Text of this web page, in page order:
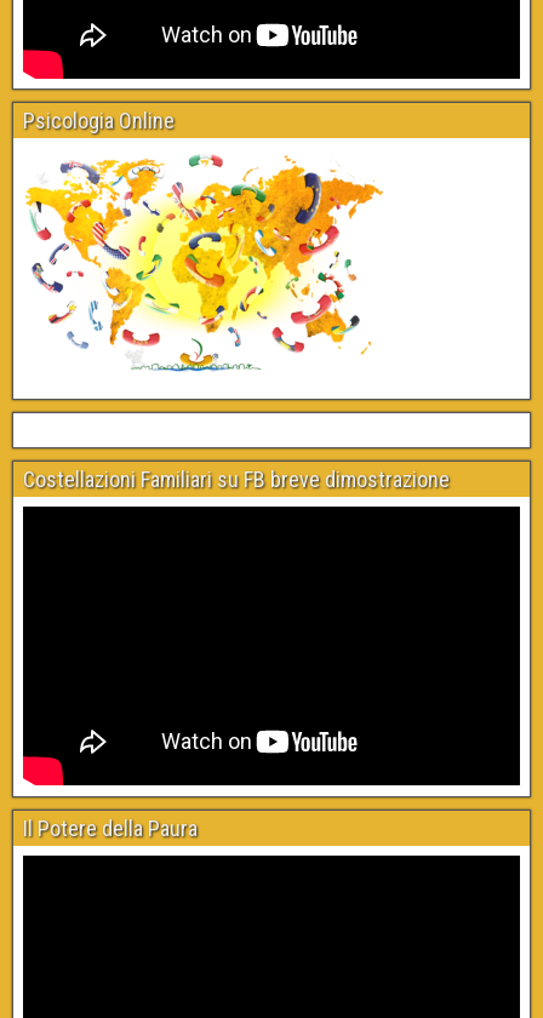
Psicologia Online
Costellazioni Familiari su FB breve dimostrazione
Il Potere della Paura